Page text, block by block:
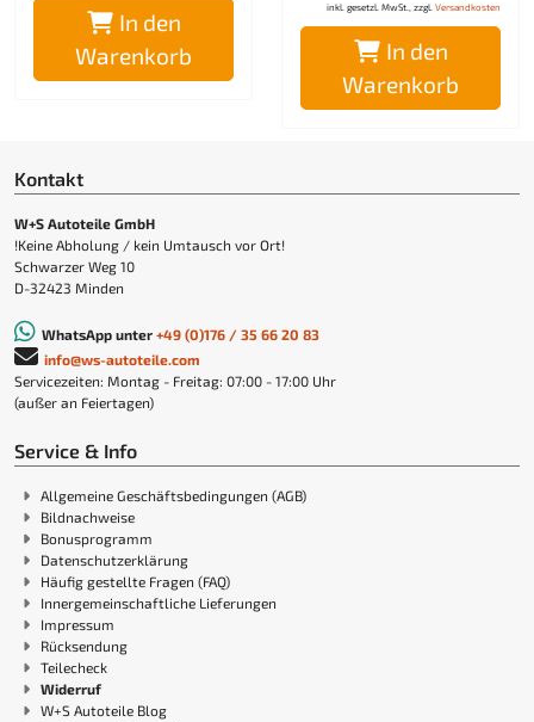
In den
Warenkorb
inkl. gesetzl. MwSt., zzgl. Versandkosten
In den
Warenkorb
Kontakt
W+S Autoteile GmbH
!Keine Abholung / kein Umtausch vor Ort!
Schwarzer Weg 10
D-32423 Minden
WhatsApp unter +49 (0)176 / 35 66 20 83
info@ws-autoteile.com
Servicezeiten: Montag - Freitag: 07:00 - 17:00 Uhr
(außer an Feiertagen)
Service & Info
Allgemeine Geschäftsbedingungen (AGB)
Bildnachweise
Bonusprogramm
Datenschutzerklärung
Häufig gestellte Fragen (FAQ)
Innergemeinschaftliche Lieferungen
Impressum
Rücksendung
Teilecheck
Widerruf
W+S Autoteile Blog